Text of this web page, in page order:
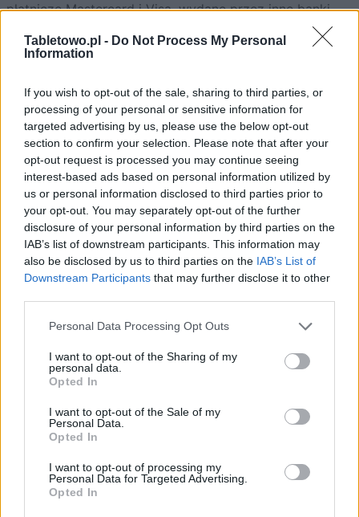
Tabletowo.pl - Do Not Process My Personal
Information
If you wish to opt-out of the sale, sharing to third parties, or
processing of your personal or sensitive information for
targeted advertising by us, please use the below opt-out
section to confirm your selection. Please note that after your
opt-out request is processed you may continue seeing
interest-based ads based on personal information utilized by
us or personal information disclosed to third parties prior to
your opt-out. You may separately opt-out of the further
disclosure of your personal information by third parties on the
IAB’s list of downstream participants. This information may
also be disclosed by us to third parties on the IAB’s List of
Downstream Participants that may further disclose it to other
Please note that this website/app uses one or more Google
not limited to your visit or usage behaviour. You may click to
grant or deny consent to Google and its third-party tags to
use your data for below specified purposes in below Google
consent section.
Personal Data Processing Opt Outs
I want to opt-out of the Sharing of my
personal data.
Opted In
I want to opt-out of the Sale of my
Personal Data.
Opted In
I want to opt-out of processing my
Personal Data for Targeted Advertising.
Opted In
płatnicze Mastercard iVisa, wydane przez inne banki.
ZOBACZ RÓWNIEŻ
Najnowsze
za darmo (ale
miesiąc)
niego
Oferty na
największymi
internetu –